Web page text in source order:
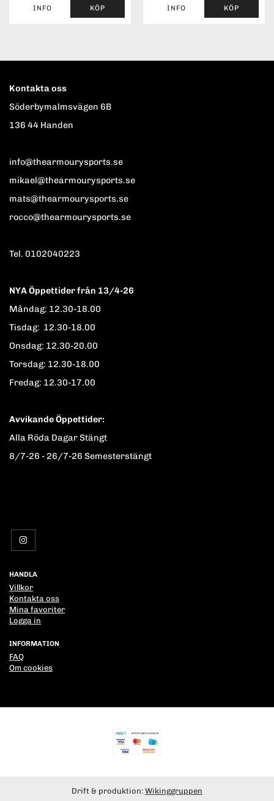
INFO KÖP INFO KÖP
Kontakta oss
Söderbymalmsvägen 6B
136 44 Handen
info@thearmourysports.se
mikael@thearmourysports.se
mats@thearmourysports.se
rocco@thearmourysports.se
Tel. 0102040223
NYA Öppettider från 13/4-26
Måndag: 12.30-18.00
Tisdag: 12.30-18.00
Onsdag: 12.30-20.00
Torsdag: 12.30-18.00
Fredag: 12.30-17.00
Avvikande Öppettider:
Alla Röda Dagar Stängt
8/7-26 - 26/7-26 Semesterstängt
HANDLA
Villkor
Kontakta oss
Mina favoriter
Logga in
INFORMATION
FAQ
Om cookies
Drift & produktion: Wikinggruppen